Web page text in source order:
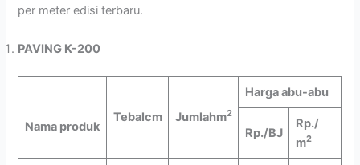
per meter edisi terbaru.
PAVING K-200
Nama produk
Tebalcm Jumlahm2
Harga abu-abu
Rp./BJ
Rp./
m2